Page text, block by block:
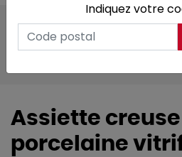
Tous les produits
Arts
Vaisselle
Assiettes &
Assiette
porcelaine
Indiquez votre